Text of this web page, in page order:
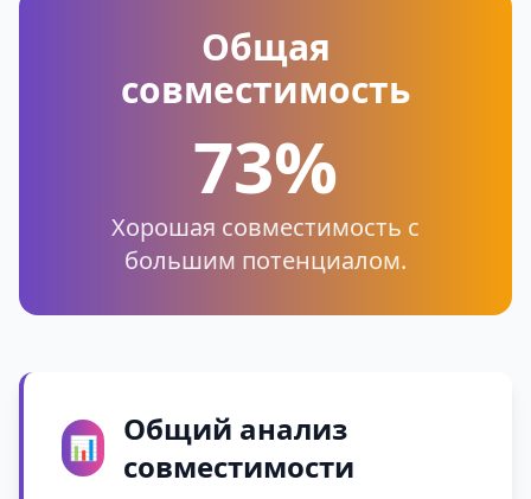
Общая
совместимость
73%
Хорошая совместимость с
большим потенциалом.
📊
Общий анализ
совместимости